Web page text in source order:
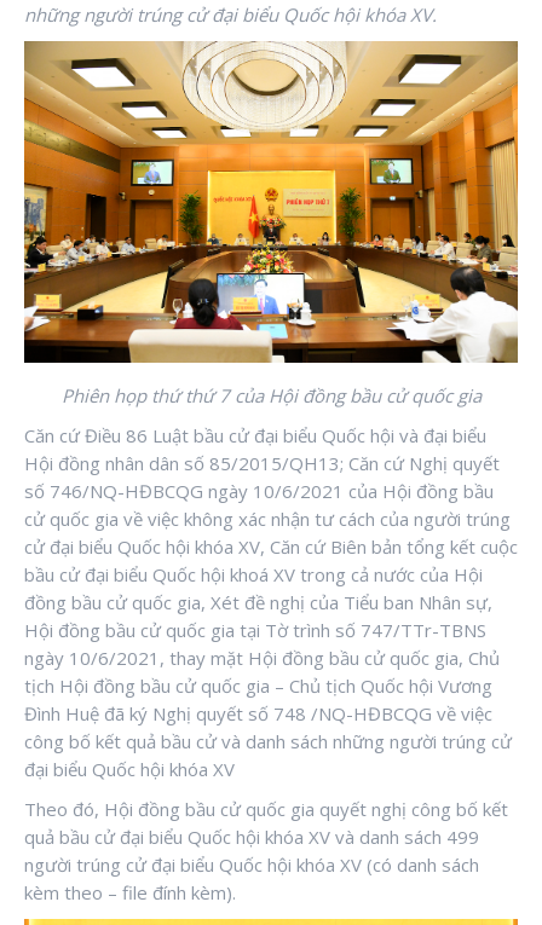
những người trúng cử đại biểu Quốc hội khóa XV.
Phiên họp thứ thứ 7 của Hội đồng bầu cử quốc gia
Căn cứ Điều 86 Luật bầu cử đại biểu Quốc hội và đại biểu
Hội đồng nhân dân số 85/2015/QH13; Căn cứ Nghị quyết
số 746/NQ-HĐBCQG ngày 10/6/2021 của Hội đồng bầu
cử quốc gia về việc không xác nhận tư cách của người trúng
cử đại biểu Quốc hội khóa XV, Căn cứ Biên bản tổng kết cuộc
bầu cử đại biểu Quốc hội khoá XV trong cả nước của Hội
đồng bầu cử quốc gia, Xét đề nghị của Tiểu ban Nhân sự,
Hội đồng bầu cử quốc gia tại Tờ trình số 747/TTr-TBNS
ngày 10/6/2021, thay mặt Hội đồng bầu cử quốc gia, Chủ
tịch Hội đồng bầu cử quốc gia – Chủ tịch Quốc hội Vương
Đình Huệ đã ký Nghị quyết số 748 /NQ-HĐBCQG về việc
công bố kết quả bầu cử và danh sách những người trúng cử
đại biểu Quốc hội khóa XV
Theo đó, Hội đồng bầu cử quốc gia quyết nghị công bố kết
quả bầu cử đại biểu Quốc hội khóa XV và danh sách 499
người trúng cử đại biểu Quốc hội khóa XV (có danh sách
kèm theo – file đính kèm).